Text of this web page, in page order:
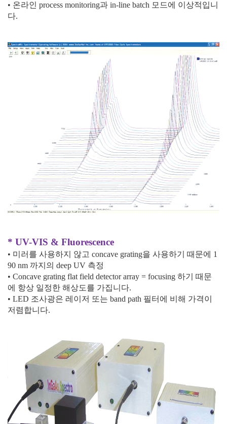
• 온라인 process monitoring과 in-line batch 모드에 이상적입니
다.
* UV-VIS & Fluorescence
• 미러를 사용하지 않고 concave grating을 사용하기 때문에 1
90 nm 까지의 deep UV 측정
• Concave grating flat field detector array = focusing 하기 때문
에 항상 일정한 해상도를 가집니다.
• LED 조사광은 레이저 또는 band path 필터에 비해 가격이
저렴합니다.